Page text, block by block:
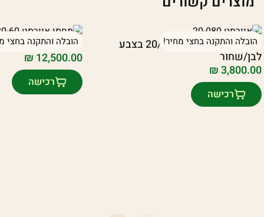
הובלה והתקנה בחצי מחיר! יחידת חצר אוורסט 20/080 בצבע
לבן/שחור
₪3,800.00
רכישה
הובלה והתקנה בחצי
יחידת אוורסט 20/60 בצבע לבן/שחור
₪ 12,500.00
רכישה